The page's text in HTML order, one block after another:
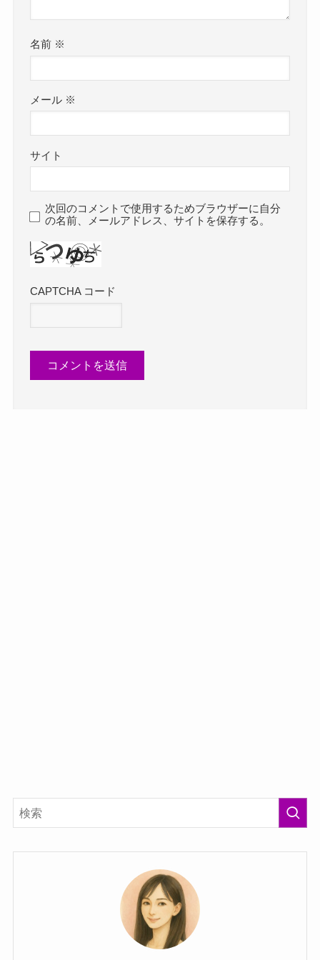
名前 ※
メール ※
サイト
次回のコメントで使用するためブラウザーに自分
の名前、メールアドレス、サイトを保存する。
CAPTCHA コード